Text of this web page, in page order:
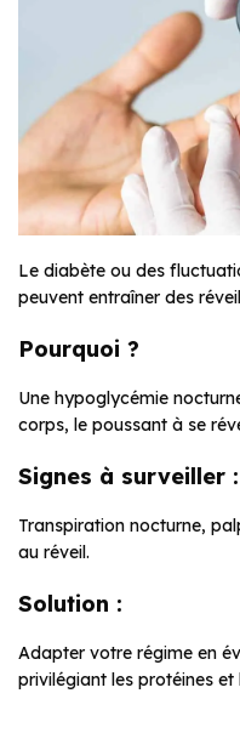
Le diabète ou des
peuvent entraîner des
Pourquoi ?
Une hypoglycémie
corps, le poussant à se
Signes à surveiller :
Transpiration nocturne,
au réveil.
Solution :
Adapter votre régime en
privilégiant les protéines et